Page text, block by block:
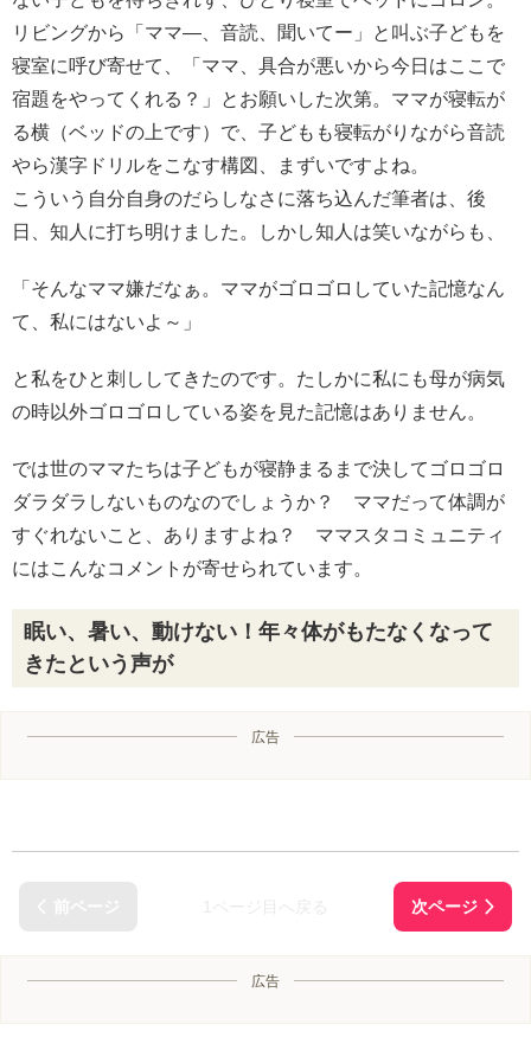
リビングから「ママ―、音読、聞いてー」と叫ぶ子どもを
寝室に呼び寄せて、「ママ、具合が悪いから今日はここで
宿題をやってくれる？」とお願いした次第。ママが寝転が
る横（ベッドの上です）で、子どもも寝転がりながら音読
やら漢字ドリルをこなす構図、まずいですよね。
こういう自分自身のだらしなさに落ち込んだ筆者は、後
日、知人に打ち明けました。しかし知人は笑いながらも、
「そんなママ嫌だなぁ。ママがゴロゴロしていた記憶なん
て、私にはないよ～」
と私をひと刺ししてきたのです。たしかに私にも母が病気
の時以外ゴロゴロしている姿を見た記憶はありません。
では世のママたちは子どもが寝静まるまで決してゴロゴロ
ダラダラしないものなのでしょうか？ ママだって体調が
すぐれないこと、ありますよね？ ママスタコミュニティ
にはこんなコメントが寄せられています。
眠い、暑い、動けない！年々体がもたなくなって
きたという声が
広告
広告